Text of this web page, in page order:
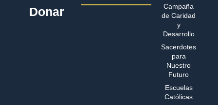
Donar
Campaña
de Caridad
y
Desarrollo
Sacerdotes
para
Nuestro
Futuro
Escuelas
Católicas